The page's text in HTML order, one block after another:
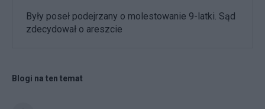
Były poseł podejrzany o molestowanie 9-latki. Sąd
zdecydował o areszcie
Blogi na ten temat